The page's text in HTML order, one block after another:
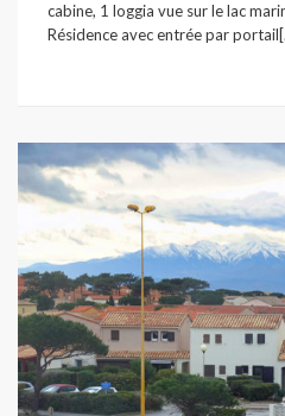
cabine, 1 loggia vue sur le lac
Résidence avec entrée par